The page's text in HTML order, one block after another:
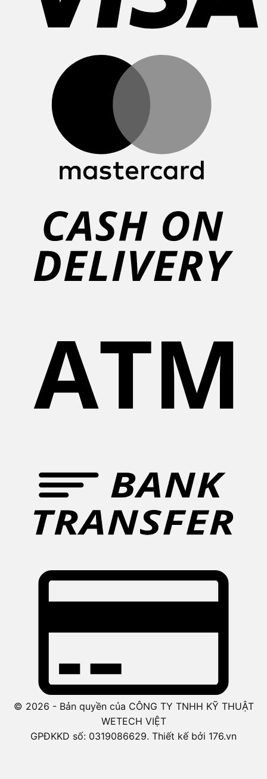
© 2026 - Bản quyền của CÔNG TY TNHH KỸ THUẬT
WETECH VIỆT
GPĐKKD số: 0319086629. Thiết kế bởi 176.vn